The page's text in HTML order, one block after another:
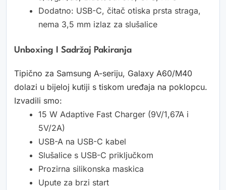
Dodatno: USB-C, čitač otiska prsta straga,
nema 3,5 mm izlaz za slušalice
Unboxing I Sadržaj Pakiranja
Tipično za Samsung A-seriju, Galaxy A60/M40
dolazi u bijeloj kutiji s tiskom uređaja na poklopcu.
Izvadili smo:
15 W Adaptive Fast Charger (9V/1,67A i
5V/2A)
USB-A na USB-C kabel
Slušalice s USB-C priključkom
Prozirna silikonska maskica
Upute za brzi start